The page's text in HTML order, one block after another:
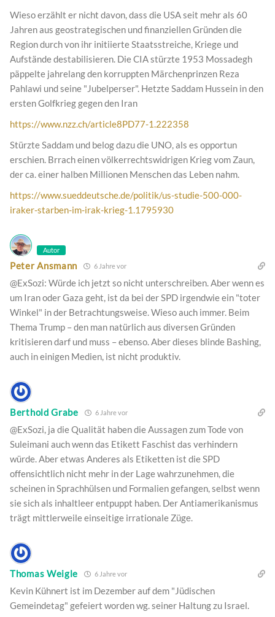
Wieso erzählt er nicht davon, dass die USA seit mehr als 60
Jahren aus geostrategischen und finanziellen Gründen die
Region durch von ihr initiierte Staatsstreiche, Kriege und
Aufstände destabilisieren. Die CIA stürzte 1953 Mossadegh
päppelte jahrelang den korruppten Märchenprinzen Reza
Pahlawi und seine "Jubelperser". Hetzte Saddam Hussein in den
ersten Golfkrieg gegen den Iran
https://www.nzz.ch/article8PD77-1.222358
Stürzte Saddam und belog dazu die UNO, als es opportun
erschien. Brrach einen völkerrechtswidrigen Krieg vom Zaun,
der ca. einer halben Millionen Menschen das Leben nahm.
https://www.sueddeutsche.de/politik/us-studie-500-000-
iraker-starben-im-irak-krieg-1.1795930
Autor
Peter Ansmann 6 Jahre vor
@ExSozi: Würde ich jetzt so nicht unterschreiben. Aber wenn es
um Iran oder Gaza geht, ist da bei der SPD irgendwie ein "toter
Winkel" in der Betrachtungsweise. Wieso auch immer. Beim
Thema Trump – den man natürlich aus diversen Gründen
kritisieren darf und muss – ebenso. Aber dieses blinde Bashing,
auch in einigen Medien, ist nicht produktiv.
Berthold Grabe 6 Jahre vor
@ExSozi, ja die Qualität haben die Aussagen zum Tode von
Suleimani auch wenn das Etikett Faschist das verhindern
würde. Aber etwas Anderes als Etiketten ist die SPD
offensichtlich nicht mehr in der Lage wahrzunehmen, die
scheinen in Sprachhülsen und Formalien gefangen, selbst wenn
sie sich als inhaltleer entpuppt haben. Der Antiamerikanismus
trägt mittlerweile einseitige irrationale Züge.
Thomas Weigle 6 Jahre vor
Kevin Kühnert ist im Dezember auf dem "Jüdischen
Gemeindetag" gefeiert worden wg. seiner Haltung zu Israel.